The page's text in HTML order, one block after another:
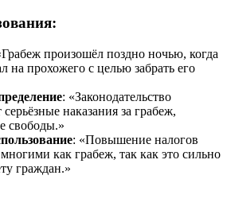
произошёл поздно ночью, когда
на прохожего с целью забрать его
: «Законодательство
наказания за грабеж,
свободы.»
: «Повышение налогов
как грабеж, так как это сильно
граждан.»